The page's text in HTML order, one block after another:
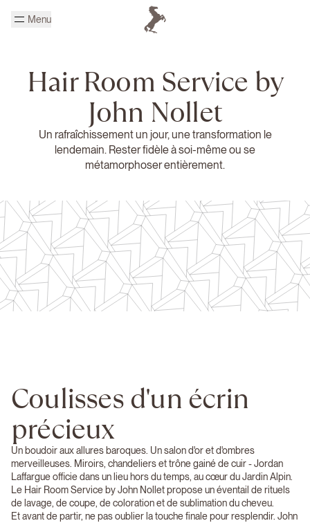
Menu
Hair Room Service by
John Nollet
Un rafraîchissement un jour, une transformation le
lendemain. Rester fidèle à soi-même ou se
métamorphoser entièrement.
Coulisses d'un écrin
précieux
Un boudoir aux allures baroques. Un salon d'or et d'ombres
merveilleuses. Miroirs, chandeliers et trône gainé de cuir - Jordan
Laffargue officie dans un lieu hors du temps, au cœur du Jardin Alpin.
Le Hair Room Service by John Nollet propose un éventail de rituels
de lavage, de coupe, de coloration et de sublimation du cheveu.
Et avant de partir, ne pas oublier la touche finale pour resplendir. John